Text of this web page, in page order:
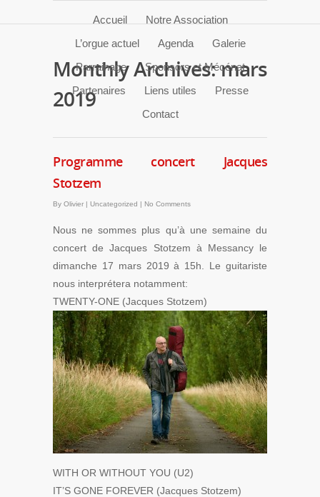
Accueil
Notre Association
L’orgue actuel
Agenda
Galerie
Parrainage
Sponsors et Mécénat
Partenaires
Liens utiles
Presse
Contact
Monthly Archives: mars
2019
Programme concert Jacques
Stotzem
By Olivier | Uncategorized | No Comments
Nous ne sommes plus qu’à une semaine du
concert de Jacques Stotzem à Messancy le
dimanche 17 mars 2019 à 15h. Le guitariste
nous interprétera notamment:
TWENTY-ONE (Jacques Stotzem)
WITH OR WITHOUT YOU (U2)
IT’S GONE FOREVER (Jacques Stotzem)